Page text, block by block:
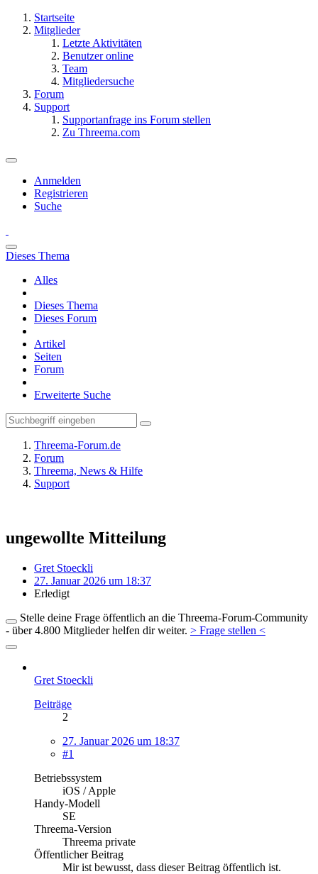
Startseite
Mitglieder
Letzte Aktivitäten
Benutzer online
Team
Mitgliedersuche
Forum
Support
Supportanfrage ins Forum stellen
Zu Threema.com
Anmelden
Registrieren
Suche
Dieses Thema
Alles
Dieses Thema
Dieses Forum
Artikel
Seiten
Forum
Erweiterte Suche
Threema-Forum.de
Forum
Threema, News & Hilfe
Support
ungewollte Mitteilung
Gret Stoeckli
27. Januar 2026 um 18:37
Erledigt
Stelle deine Frage öffentlich an die Threema-Forum-Community
- über 4.800 Mitglieder helfen dir weiter. > Frage stellen <
Gret Stoeckli
Beiträge
2
27. Januar 2026 um 18:37
#1
Betriebssystem
iOS / Apple
Handy-Modell
SE
Threema-Version
Threema private
Öffentlicher Beitrag
Mir ist bewusst, dass dieser Beitrag öffentlich ist.